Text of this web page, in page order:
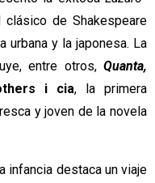
de Shakespeare
urbana y la japonesa. La
entre otros, Quanta,
i cia, la primera
y joven de la novela
infancia destaca un viaje